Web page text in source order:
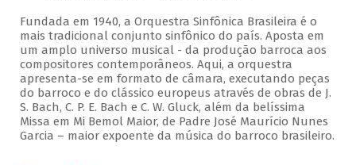
Fundada em 1940, a Orquestra Sinfônica Brasileira é o
mais tradicional conjunto sinfônico do país. Aposta em
um amplo universo musical - da produção barroca aos
compositores contemporâneos. Aqui, a orquestra
apresenta-se em formato de câmara, executando peças
do barroco e do clássico europeus através de obras de J.
S. Bach, C. P. E. Bach e C. W. Gluck, além da belíssima
Missa em Mi Bemol Maior, de Padre José Maurício Nunes
Garcia – maior expoente da música do barroco brasileiro.